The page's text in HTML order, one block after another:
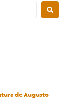
de Augusto